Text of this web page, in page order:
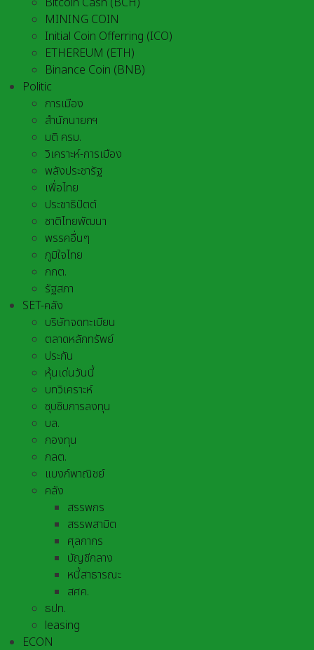
MINING COIN
Initial Coin Offerring (ICO)
ETHEREUM (ETH)
Binance Coin (BNB)
Politic
การเมือง
สำนักนายกฯ
มติ ครม.
วิเคราะห์-การเมือง
พลังประชารัฐ
เพื่อไทย
ประชาธิปัตต์
ชาติไทยพัฒนา
พรรคอื่นๆ
ภูมิใจไทย
กกต.
รัฐสภา
SET-คลัง
บริษัทจดทะเบียน
ตลาดหลักทรัพย์
ประกัน
หุ้นเด่นวันนี้
บทวิเคราะห์
ซุบซิบการลงทุน
บล.
กองทุน
กลต.
แบงก์พาณิชย์
คลัง
สรรพกร
สรรพสามิต
ศุลกากร
บัญชีกลาง
หนี้สาธารณะ
สศค.
ธปท.
leasing
ECON